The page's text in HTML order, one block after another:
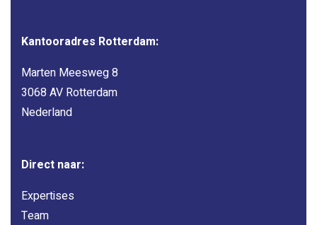
Kantooradres Rotterdam:
Marten Meesweg 8
3068 AV Rotterdam
Nederland
Direct naar:
Expertises
Team